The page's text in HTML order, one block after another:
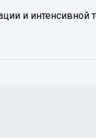
и интенсивной